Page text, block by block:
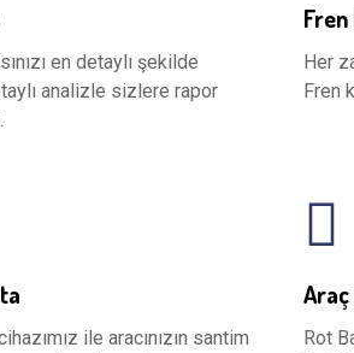
en detaylı şekilde
analizle sizlere rapor
Her
Fren
ile aracınızın santim
Rot